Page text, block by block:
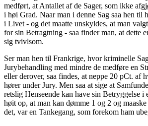
medført, at Antallet af de Sager, som ikke
i høi Grad. Naar man i denne Sag saa hen til
i Livet - og det maatte unskyldes, at man
for sin Betragtning - saa finder man, at dette
sig tvivlsom.
Ser man hen til Frankrige, hvor kriminelle
Jurybehandling med mindre de medføre en
eller derover, saa findes, at neppe 20 pCt. af
hører under Jury. Men saa at sige at
retslig Henseende kan have sin Betryggelse i
høit op, at man kan dømme 1 og 2 og
det, var en Tankegang, som forekom ham